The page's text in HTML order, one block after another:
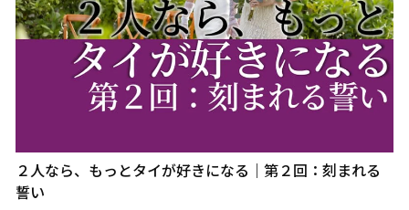
２人なら、もっとタイが好きになる｜第２回：刻まれる
誓い